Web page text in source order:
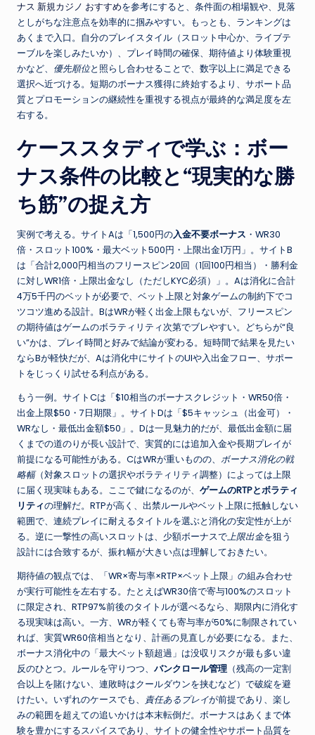
ナス 新規カジノ おすすめを参考にすると、条件面の相場観や、見落
としがちな注意点を効率的に掴みやすい。もっとも、ランキングは
あくまで入口。自分のプレイスタイル（スロット中心か、ライブテ
ーブルを楽しみたいか）、プレイ時間の確保、期待値より体験重視
かなど、 優先順位と照らし合わせることで、数字以上に満足できる
選択へ近づける。短期のボーナス獲得に終始するより、サポート品
質とプロモーションの継続性を重視する視点が最終的な満足度を左
右する。
ケーススタディで学ぶ：ボー
ナス条件の比較と“現実的な勝
ち筋”の捉え方
実例で考える。サイトAは「1,500円の入金不要ボーナス ・WR30
倍・スロット100%・最大ベット500円・上限出金1万円」。サイトB
は「合計2,000円相当のフリースピン20回（1回100円相当）・勝利金
に対しWR1倍・上限出金なし（ただしKYC必須）」。Aは消化に合計
4万5千円のベットが必要で、ベット上限と対象ゲームの制約下でコ
ツコツ進める設計。BはWRが軽く出金上限もないが、フリースピン
の期待値はゲームのボラティリティ次第でブレやすい。どちらが“良
い”かは、プレイ時間と好みで結論が変わる。短時間で結果を見たい
ならBが軽快だが、Aは消化中にサイトのUIや入出金フロー、サポー
トをじっくり試せる利点がある。
もう一例。サイトCは「$10相当のボーナスクレジット・WR50倍・
出金上限$50・7日期限」。サイトDは「$5キャッシュ（出金可）・
WRなし・最低出金額$50」。Dは一見魅力的だが、最低出金額に届
くまでの道のりが長い設計で、実質的には追加入金や長期プレイが
前提になる可能性がある。CはWRが重いものの、 ボーナス消化の戦
略幅（対象スロットの選択やボラティリティ調整）によっては上限
に届く現実味もある。ここで鍵になるのが、 ゲームのRTPとボラティ
リティの理解だ。RTPが高く、出禁ルールやベット上限に抵触しない
範囲で、連続プレイに耐えるタイトルを選ぶと消化の安定性が上が
る。逆に一撃性の高いスロットは、少額ボーナスで上限出金を狙う
設計には合致するが、振れ幅が大きい点は理解しておきたい。
期待値の観点では、「WR×寄与率×RTP×ベット上限」の組み合わせ
が実行可能性を左右する。たとえばWR30倍で寄与100%のスロット
に限定され、RTP97%前後のタイトルが選べるなら、期限内に消化す
る現実味は高い。一方、WRが軽くても寄与率が50%に制限されてい
れば、実質WR60倍相当となり、計画の見直しが必要になる。また、
ボーナス消化中の「最大ベット額超過」は没収リスクが最も多い違
反のひとつ。ルールを守りつつ、 バンクロール管理 （残高の一定割
合以上を賭けない、連敗時はクールダウンを挟むなど）で破綻を避
けたい。いずれのケースでも、
責任あるプレイが前提であり、楽し
みの範囲を超えての追いかけは本末転倒だ。ボーナスはあくまで体
験を豊かにするスパイスであり、サイトの健全性やサポート品質を